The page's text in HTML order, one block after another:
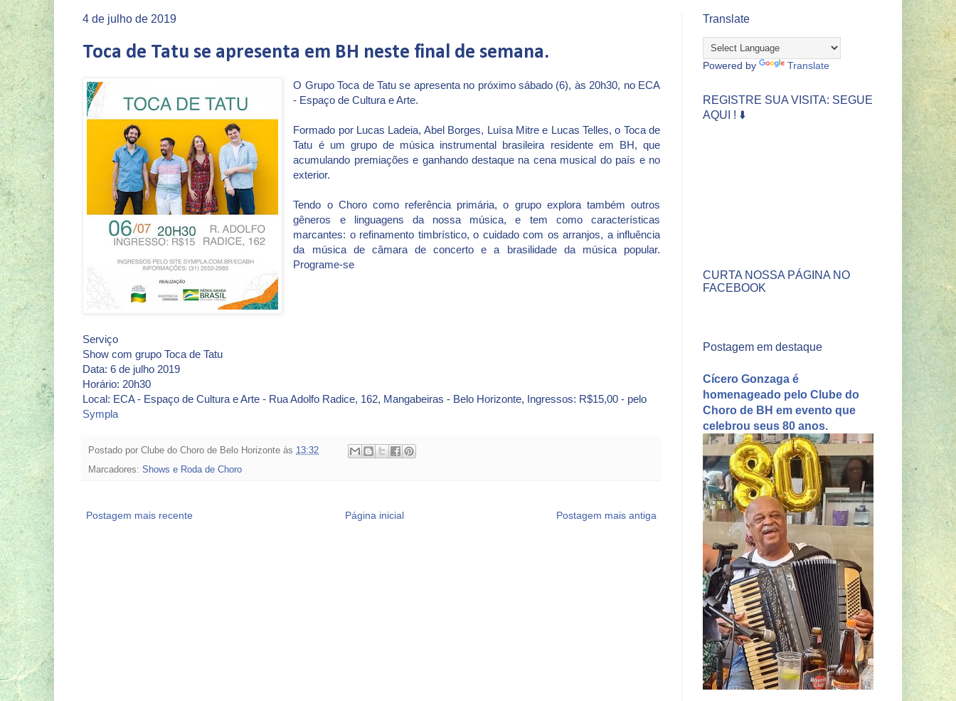
4 de julho de 2019
Toca de Tatu se apresenta em BH neste final de semana.
O Grupo Toca de Tatu se apresenta no próximo sábado (6), às 20h30, no ECA
- Espaço de Cultura e Arte.
Formado por Lucas Ladeia, Abel Borges, Luísa Mitre e Lucas Telles, o Toca de
Tatu é um grupo de música instrumental brasileira residente em BH, que
acumulando premiações e ganhando destaque na cena musical do país e no
exterior.
Tendo o Choro como referência primária, o grupo explora também outros
gêneros e linguagens da nossa música, e tem como características
marcantes: o refinamento timbrístico, o cuidado com os arranjos, a influência
da música de câmara de concerto e a brasilidade da música popular.
Programe-se
Serviço
Show com grupo Toca de Tatu
Data: 6 de julho 2019
Horário: 20h30
Local: ECA - Espaço de Cultura e Arte - Rua Adolfo Radice, 162, Mangabeiras - Belo Horizonte, Ingressos: R$15,00 - pelo
Sympla
Postado por Clube do Choro de Belo Horizonte às 13:32
Marcadores: Shows e Roda de Choro
Postagem mais recente Postagem mais antiga
Página inicial
Translate
Powered by Translate
REGISTRE SUA VISITA: SEGUE
AQUI ! ⬇️
CURTA NOSSA PÁGINA NO
FACEBOOK
Postagem em destaque
Cícero Gonzaga é
homenageado pelo Clube do
Choro de BH em evento que
celebrou seus 80 anos.